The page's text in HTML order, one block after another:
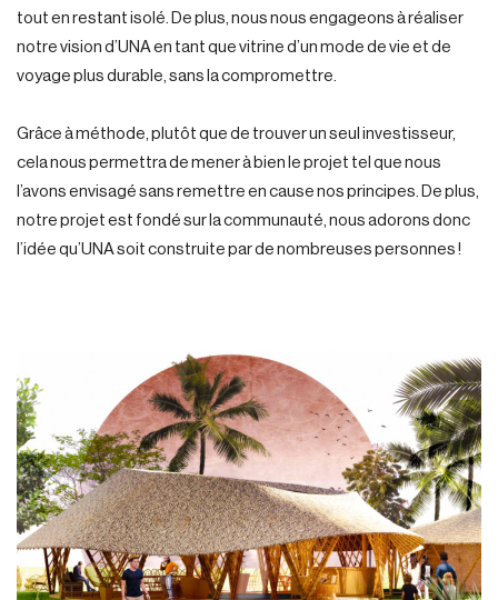
tout en restant isolé. De plus, nous nous engageons à réaliser
notre vision d’UNA en tant que vitrine d’un mode de vie et de
voyage plus durable, sans la compromettre.
Grâce à méthode, plutôt que de trouver un seul investisseur,
cela nous permettra de mener à bien le projet tel que nous
l’avons envisagé sans remettre en cause nos principes. De plus,
notre projet est fondé sur la communauté, nous adorons donc
l’idée qu’UNA soit construite par de nombreuses personnes !